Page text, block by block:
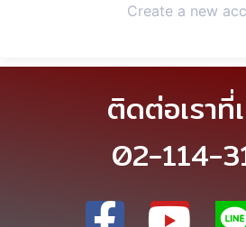
Create a new
ติดต่อเราที่
02-114-